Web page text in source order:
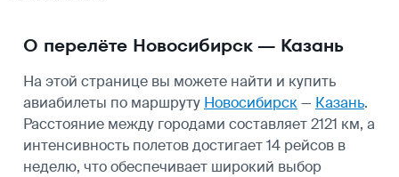
О перелёте Новосибирск — Казань
На этой странице вы можете найти и купить
авиабилеты по маршруту Новосибирск— Казань.
Расстояние между городами составляет 2121 км, а
интенсивность полетов достигает 14 рейсов в
неделю, что обеспечивает широкий выбор